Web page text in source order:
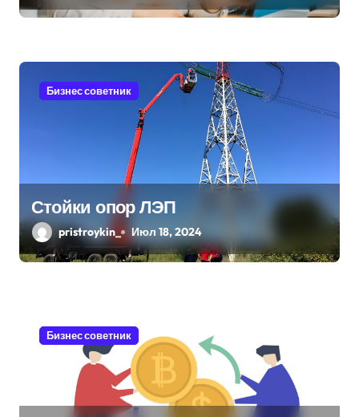
м
Бизнес советник
Стойки опор ЛЭП
pristroykin_ Июл 18, 2024
Бизнес советник